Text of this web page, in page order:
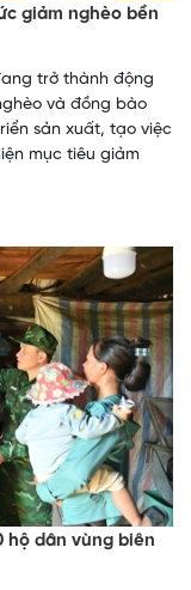
giảm nghèo bền
trở thành động
và đồng bào
sản xuất, tạo việc
mục tiêu giảm
hộ dân vùng biên